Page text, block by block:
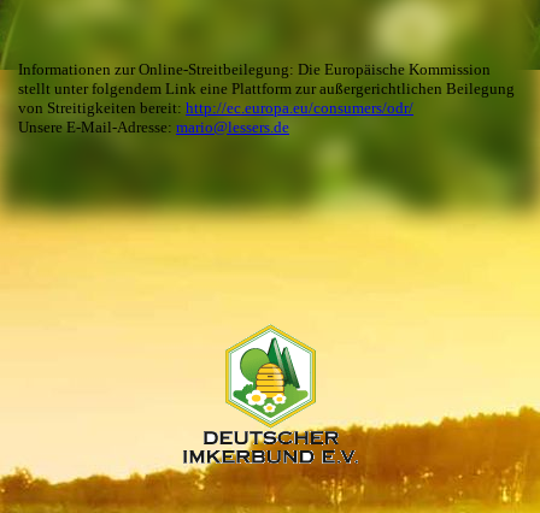
Informationen zur Online-Streitbeilegung: Die Europäische Kommission
stellt unter folgendem Link eine Plattform zur außergerichtlichen Beilegung
von Streitigkeiten bereit: http://ec.europa.eu/consumers/odr/
Unsere E-Mail-Adresse: mario@lessers.de